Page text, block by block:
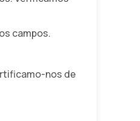
campos.
nos de